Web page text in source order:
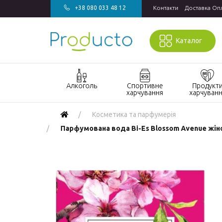
+38 080 033 48 12 Контакти Доставка
Каталог
Алкоголь
Акції алкоголь
Виски
Коньяк і бренді
Вино
Ігристе вино
Спортивне
харчування
Акції спортивне
харчування
Протеїн
Протеїнові
батончики
Продукти
приготування
Макаронні
Косметика та парфумерія
Парфумована вода Bi-Es Blossom Avenue